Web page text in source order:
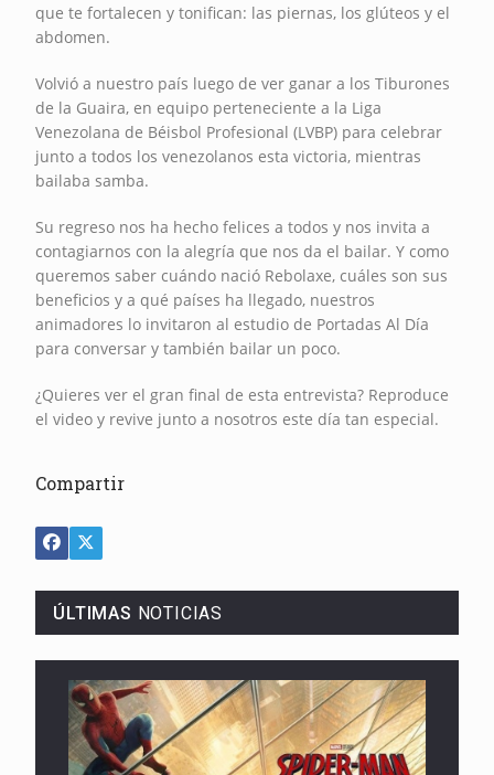
que te fortalecen y tonifican: las piernas, los glúteos y el
abdomen.
Volvió a nuestro país luego de ver ganar a los Tiburones
de la Guaira, en equipo perteneciente a la Liga
Venezolana de Béisbol Profesional (LVBP) para celebrar
junto a todos los venezolanos esta victoria, mientras
bailaba samba.
Su regreso nos ha hecho felices a todos y nos invita a
contagiarnos con la alegría que nos da el bailar. Y como
queremos saber cuándo nació Rebolaxe, cuáles son sus
beneficios y a qué países ha llegado, nuestros
animadores lo invitaron al estudio de Portadas Al Día
para conversar y también bailar un poco.
¿Quieres ver el gran final de esta entrevista? Reproduce
el video y revive junto a nosotros este día tan especial.
Compartir
ÚLTIMAS NOTICIAS